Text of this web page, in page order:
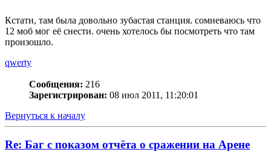
Кстати, там была довольно зубастая станция. сомневаюсь что
12 моб мог её снести. очень хотелось бы посмотреть что там
произошло.
qwerty
Сообщения: 216
Зарегистрирован: 08 июл 2011, 11:20:01
Вернуться к началу
Re: Баг с показом отчёта о сражении на Арене